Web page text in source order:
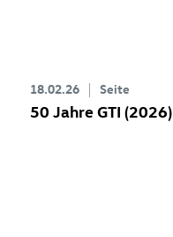
18.02.26 Seite
50 Jahre GTI (2026)